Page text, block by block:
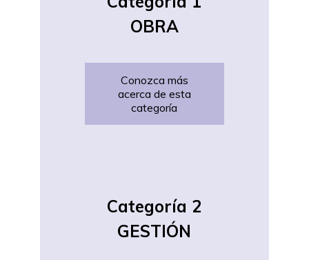
OBRA
Conozca más
acerca de esta
categoría
Categoría 2
GESTIÓN